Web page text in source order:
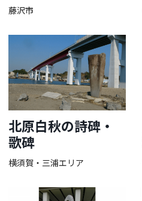
藤沢市
北原白秋の詩碑・
歌碑
横須賀・三浦エリア